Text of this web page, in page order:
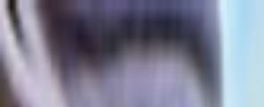
Giriş Yap